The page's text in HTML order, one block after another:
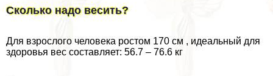
Сколько надо весить?
Для взрослого человека ростом 170 см , идеальный для
здоровья вес составляет: 56.7 – 76.6 кг